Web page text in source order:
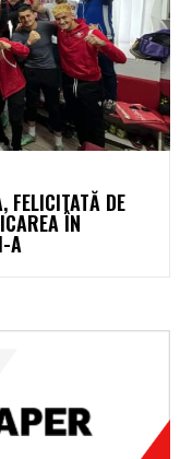
FELICITATĂ DE
ÎN
A